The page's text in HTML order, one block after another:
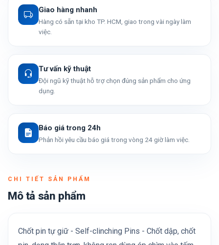
Giao hàng nhanh
Hàng có sẵn tại kho TP. HCM, giao trong vài ngày làm
việc.
Tư vấn kỹ thuật
Đội ngũ kỹ thuật hỗ trợ chọn đúng sản phẩm cho ứng
dụng.
Báo giá trong 24h
Phản hồi yêu cầu báo giá trong vòng 24 giờ làm việc.
CHI TIẾT SẢN PHẨM
Mô tả sản phẩm
Chốt pin tự giữ - Self-clinching Pins - Chốt dập, chốt